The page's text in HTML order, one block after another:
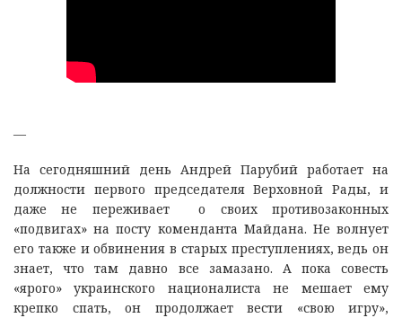
—
На сегодняшний день Андрей Парубий работает на
должности первого председателя Верховной Рады, и
даже не переживает о своих противозаконных
«подвигах» на посту коменданта Майдана. Не волнует
его также и обвинения в старых преступлениях, ведь он
знает, что там давно все замазано. А пока совесть
«ярого» украинского националиста не мешает ему
крепко спать, он продолжает вести «свою игру»,